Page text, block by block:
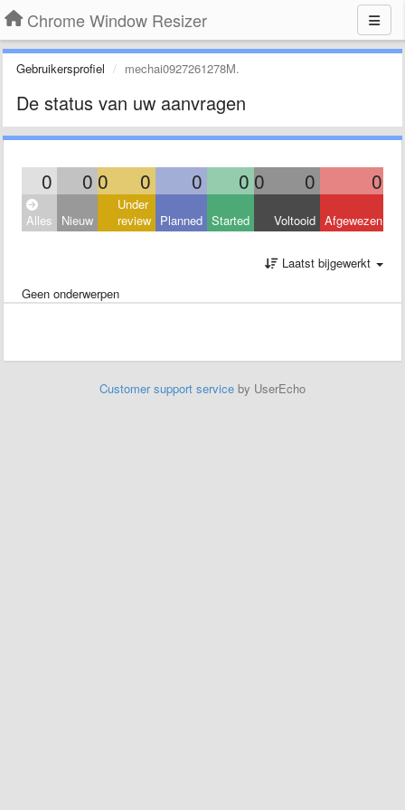
Chrome Window Resizer
Gebruikersprofiel mechai0927261278M.
De status van uw aanvragen
0 0 0 0 0 0 0 0 0
Alles Nieuw
Under
review Planned Started Voltooid Afgewezen
Laatst bijgewerkt
Geen onderwerpen
Customer support service by UserEcho